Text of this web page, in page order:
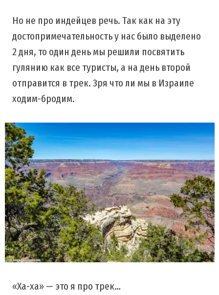
Но не про индейцев речь. Так как на эту
достопримечательность у нас было выделено
2 дня, то один день мы решили посвятить
гулянию как все туристы, а на день второй
отправится в трек. Зря что ли мы в Израиле
ходим-бродим.
«Ха-ха» — это я про трек…